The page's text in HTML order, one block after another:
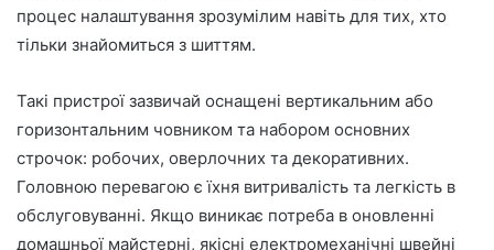
процес налаштування зрозумілим навіть для тих, хто
тільки знайомиться з шиттям.
Такі пристрої зазвичай оснащені вертикальним або
горизонтальним човником та набором основних
строчок: робочих, оверлочних та декоративних.
Головною перевагою є їхня витривалість та легкість в
обслуговуванні. Якщо виникає потреба в оновленні
домашньої майстерні, якісні електромеханічні швейні